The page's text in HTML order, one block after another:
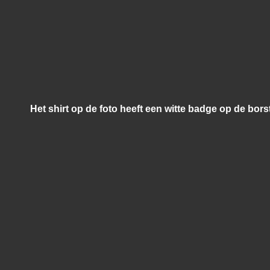
Het shirt op de foto heeft een witte badge op de